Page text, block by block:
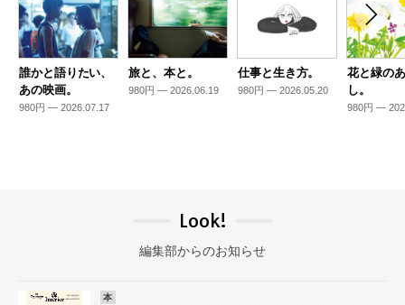
誰かと語りたい、
あの映画。
980円 — 2026.07.17
旅と、本と。
980円 — 2026.06.19
仕事と生き方。
980円 — 2026.05.20
花と緑の
し。
980円 —
Look!
編集部からのお知らせ
本